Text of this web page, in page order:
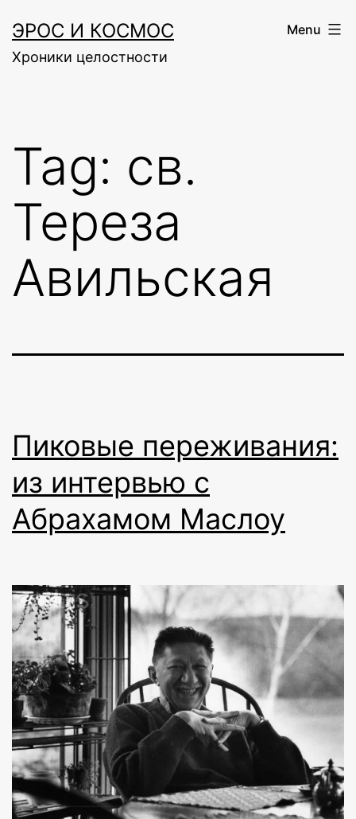
to
content
ЭРОС И КОСМОС
Хроники целостности
Menu
Tag: св.
Тереза
Авильская
Пиковые переживания:
из интервью с
Абрахамом Маслоу